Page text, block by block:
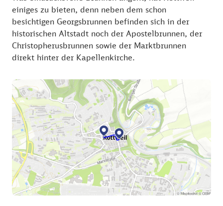
einiges zu bieten, denn neben dem schon
besichtigen Georgsbrunnen befinden sich in der
historischen Altstadt noch der Apostelbrunnen, der
Christopherusbrunnen sowie der Marktbrunnen
direkt hinter der Kapellenkirche.